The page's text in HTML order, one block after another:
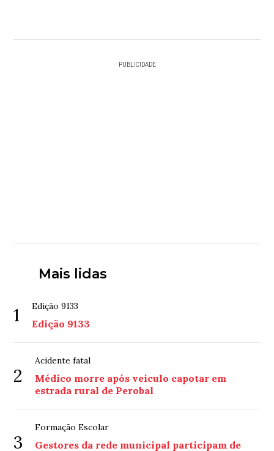
PUBLICIDADE
Mais lidas
1 Edição 9133
Edição 9133
2
Acidente fatal
Médico morre após veículo capotar em
estrada rural de Perobal
3
Formação Escolar
Gestores da rede municipal participam de